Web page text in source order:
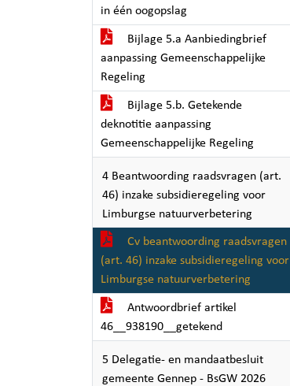
in één oogopslag
Bijlage 5.a Aanbiedingbrief
aanpassing Gemeenschappelijke
Regeling
Bijlage 5.b. Getekende
deknotitie aanpassing
Gemeenschappelijke Regeling
4 Beantwoording raadsvragen (art.
46) inzake subsidieregeling voor
Limburgse natuurverbetering
Cv beantwoording raadsvragen
(art. 46) inzake subsidieregeling voor
Limburgse natuurverbetering
Antwoordbrief artikel
46__938190__getekend
5 Delegatie- en mandaatbesluit
gemeente Gennep - BsGW 2026